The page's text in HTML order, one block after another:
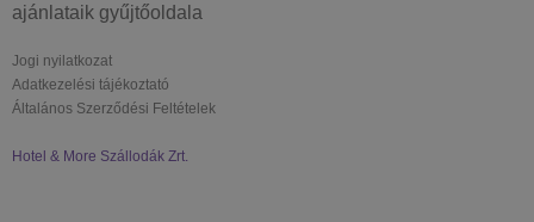
ajánlataik gyűjtőoldala
Jogi nyilatkozat
Adatkezelési tájékoztató
Általános Szerződési Feltételek
Hotel & More Szállodák Zrt.